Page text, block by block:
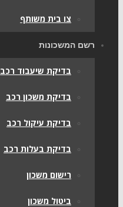
צו בית משותף
רשם המשכונות
בדיקת שיעבוד רכב
בדיקת משכון רכב
בדיקת עיקול רכב
בדיקת בעלות רכב
רישום משכון
ביטול משכון